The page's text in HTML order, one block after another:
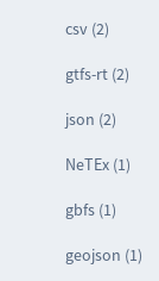
csv (2)
gtfs-rt (2)
json (2)
NeTEx (1)
gbfs (1)
geojson (1)